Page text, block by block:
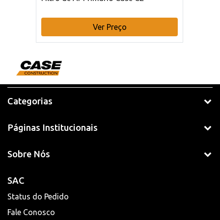
Ver Preço
Categorias
Páginas Institucionais
Sobre Nós
SAC
Status do Pedido
Fale Conosco